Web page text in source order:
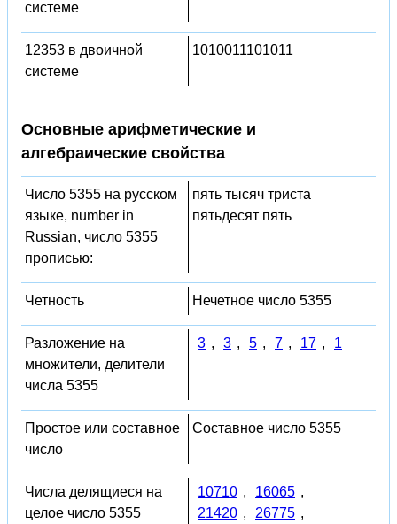
системе
12353 в двоичной
системе
1010011101011
Основные арифметические и
алгебраические свойства
Число 5355 на русском
языке, number in
Russian, число 5355
прописью:
пять тысяч триста
пятьдесят пять
Четность Нечетное число 5355
Разложение на
множители, делители
числа 5355
3 , 3 , 5 , 7 , 17 , 1
Простое или составное
число
Составное число 5355
Числа делящиеся на
целое число 5355
10710 , 16065 ,
21420 , 26775 ,